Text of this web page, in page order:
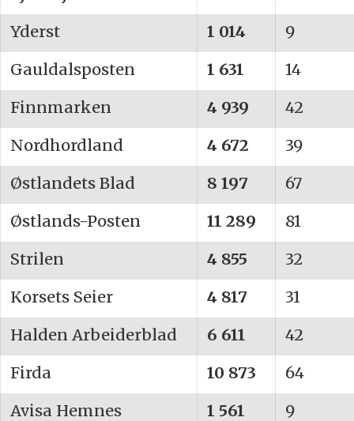
Yderst
1 014
9
Gauldalsposten
1 631
14
Finnmarken
4 939
42
Nordhordland
4 672
39
Østlandets Blad
8 197
67
Østlands-Posten
11 289
81
Strilen
4 855
32
Korsets Seier
4 817
31
Halden Arbeiderblad
6 611
42
Firda
10 873
64
Avisa Hemnes
1 561
9